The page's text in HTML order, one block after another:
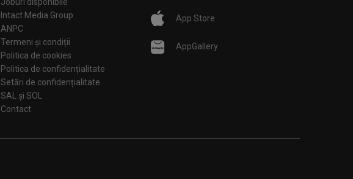
Intact Media Group
ANPC
Termeni și condiții
Politica de cookies
Politica de confidențialitate
Setări de confidențialitate
SAL și SOL
Contact
App Store
AppGallery